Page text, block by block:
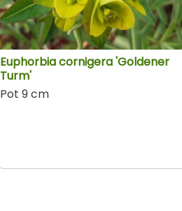
Euphorbia cornigera 'Goldener
Turm'
Pot 9 cm